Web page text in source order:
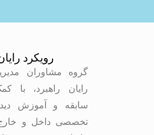
رویکرد
گروه مشاوران
رایان راهبرد، با
سابقه و آموزش
تخصصی داخل و